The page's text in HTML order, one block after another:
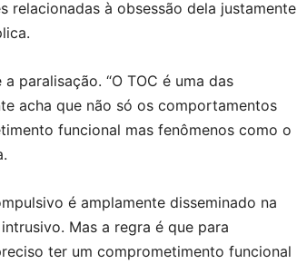
relacionadas à obsessão dela justamente
paralisação. “O TOC é uma das
acha que não só os comportamentos
funcional mas fenômenos como o
é amplamente disseminado na
Mas a regra é que para
ter um comprometimento funcional